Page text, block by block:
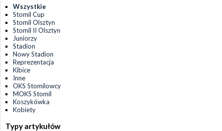
Wszystkie
Stomil Cup
Stomil Olsztyn
Stomil II Olsztyn
Juniorzy
Stadion
Nowy Stadion
Reprezentacja
Kibice
Inne
OKS Stomilowcy
MOKS Stomil
Koszykówka
Kobiety
Typy artykułów